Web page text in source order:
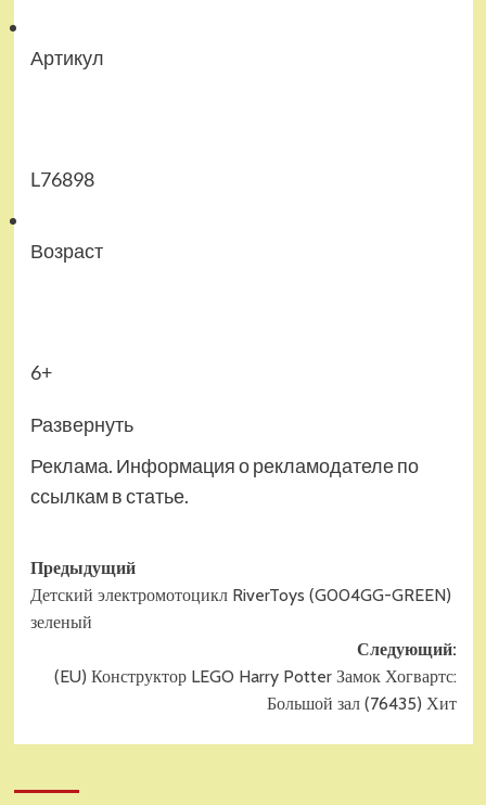
Артикул
L76898
Возраст
6+
Развернуть
Реклама. Информация о рекламодателе по
ссылкам в статье.
Навигация
записи
Предыдущий
Детский электромотоцикл RiverToys (G004GG-GREEN)
зеленый
Следующий:
(EU) Конструктор LEGO Harry Potter Замок Хогвартс:
Большой зал (76435) Хит